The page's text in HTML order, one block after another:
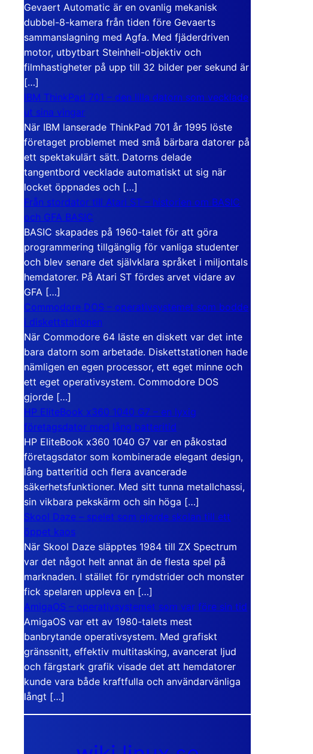
Gevaert Automatic är en ovanlig mekanisk
dubbel-8-kamera från tiden före Gevaerts
sammanslagning med Agfa. Med fjäderdriven
motor, utbytbart Steinheil-objektiv och
filmhastigheter på upp till 32 bilder per sekund är
[…]
IBM ThinkPad 701 – den lilla datorn som vecklade
ut sina vingar
När IBM lanserade ThinkPad 701 år 1995 löste
företaget problemet med små bärbara datorer på
ett spektakulärt sätt. Datorns delade
tangentbord vecklade automatiskt ut sig när
locket öppnades och […]
Från stordator till Atari ST – historien om BASIC
och GFA BASIC
BASIC skapades på 1960-talet för att göra
programmering tillgänglig för vanliga studenter
och blev senare det självklara språket i miljontals
hemdatorer. På Atari ST fördes arvet vidare av
GFA […]
Commodore DOS – operativsystemet som bodde
i diskettstationen
När Commodore 64 läste en diskett var det inte
bara datorn som arbetade. Diskettstationen hade
nämligen en egen processor, ett eget minne och
ett eget operativsystem. Commodore DOS
gjorde […]
HP EliteBook x360 1040 G7 – en lyxig
företagsdator med lång batteritid
HP EliteBook x360 1040 G7 var en påkostad
företagsdator som kombinerade elegant design,
lång batteritid och flera avancerade
säkerhetsfunktioner. Med sitt tunna metallchassi,
sin vikbara pekskärm och sin höga […]
Skool Daze – spelet som gjorde skolan till ett
öppet kaos
När Skool Daze släpptes 1984 till ZX Spectrum
var det något helt annat än de flesta spel på
marknaden. I stället för rymdstrider och monster
fick spelaren uppleva en […]
AmigaOS – operativsystemet som var före sin tid
AmigaOS var ett av 1980-talets mest
banbrytande operativsystem. Med grafiskt
gränssnitt, effektiv multitasking, avancerat ljud
och färgstark grafik visade det att hemdatorer
kunde vara både kraftfulla och användarvänliga
långt […]